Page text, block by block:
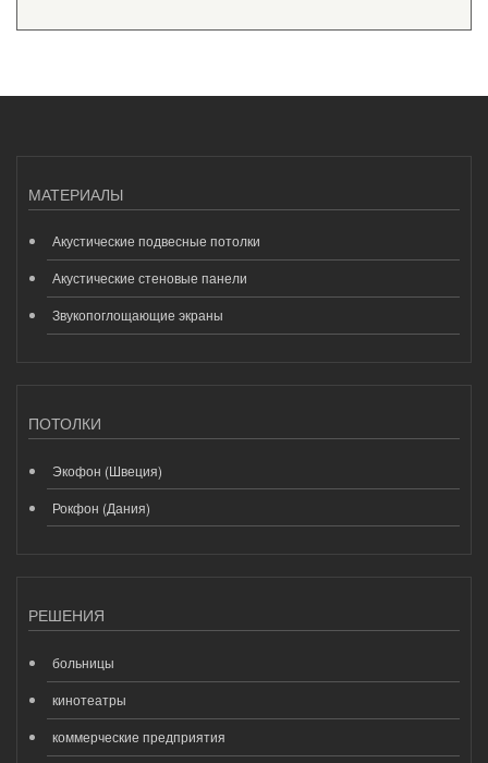
МАТЕРИАЛЫ
Акустические подвесные потолки
Акустические стеновые панели
Звукопоглощающие экраны
ПОТОЛКИ
Экофон (Швеция)
Рокфон (Дания)
РЕШЕНИЯ
больницы
кинотеатры
коммерческие предприятия